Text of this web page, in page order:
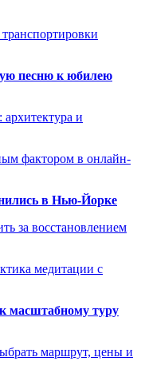
песню к юбилею
и
фактором в онлайн-
в Нью-Йорке
за восстановлением
медитации с
масштабному туру
маршрут, цены и